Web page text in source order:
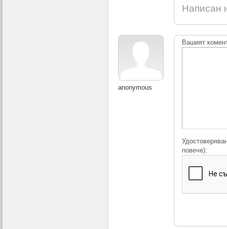
Написан
anonymous
Вашият
повече):